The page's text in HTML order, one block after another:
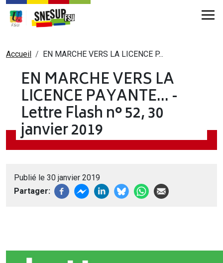
Aller au contenu principal
Fil d'Ariane
Accueil EN MARCHE VERS LA LICENCE P...
EN MARCHE VERS LA
LICENCE PAYANTE… -
Lettre Flash n° 52, 30
janvier 2019
Publié le 30 janvier 2019
Partager